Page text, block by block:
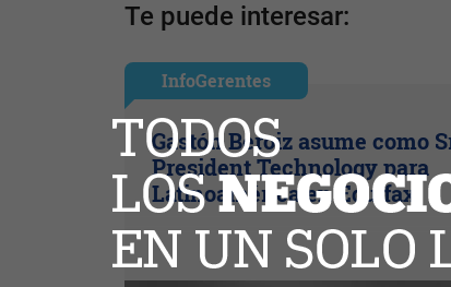
Te puede interesar:
InfoGerentes
Gastón Beroiz asume como
President Technology para
Latinoamérica en Equifax